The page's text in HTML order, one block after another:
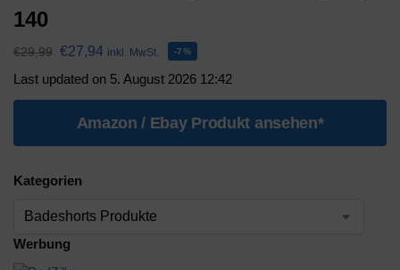
140
€29,99 €27,94 inkl. MwSt. -7%
Last updated on 5. August 2026 12:42
Amazon / Ebay Produkt ansehen*
Kategorien
Werbung